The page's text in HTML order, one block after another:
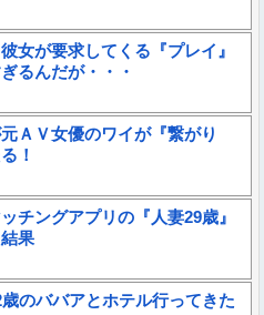
彼女が要求してくる『プレイ』
るんだが・・・
元ＡＶ女優のワイが『繋がり
！
チングアプリの『人妻29歳』
果
歳のババアとホテル行ってきた